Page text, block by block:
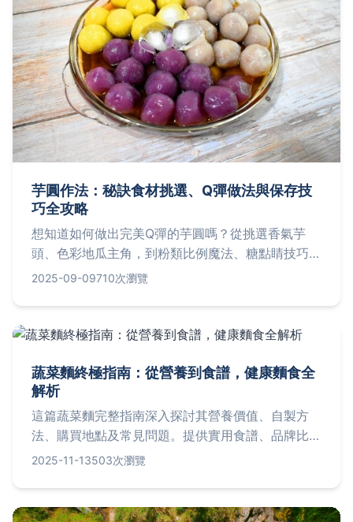
芋圓作法：秘訣食材挑選、Q彈做法與保存技
巧全攻略
想知道如何做出完美Q彈的芋圓嗎？從挑選香氣芋
頭、色彩地瓜主角，到粉類比例魔法、糖點睛技巧，
再到手感細節做法與儲存冷凍秘訣，解決變硬問題、
2025-09-09710次瀏覽
蔬菜麵終極指南：從營養到食譜，健康麵食全
解析
這篇蔬菜麵完整指南深入探討其營養價值、自製方
法、購買地點及常見問題。提供實用食譜、品牌比較
和健康益處，幫助你輕鬆融入健康飲食。無論是新手
的疑問。
2025-11-13503次瀏覽